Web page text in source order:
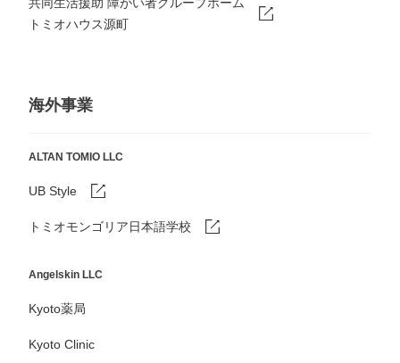
トミオハウス源町
海外事業
ALTAN TOMIO LLC
UB Style
トミオモンゴリア日本語学校
Angelskin LLC
Kyoto薬局
Kyoto Clinic